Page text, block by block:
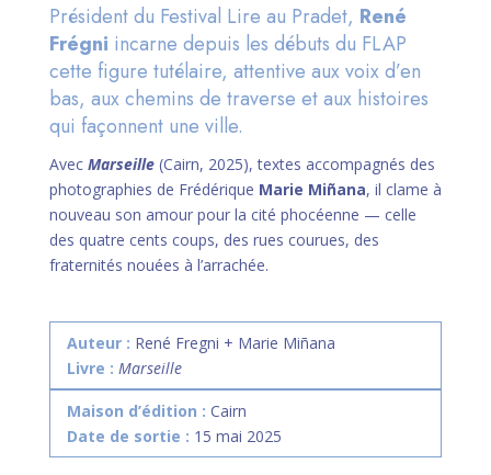
Président du Festival Lire au Pradet, René
Frégni incarne depuis les débuts du FLAP
cette figure tutélaire, attentive aux voix d’en
bas, aux chemins de traverse et aux histoires
qui façonnent une ville.
Avec Marseille(Cairn, 2025), textes accompagnés des
photographies de Frédérique Marie Miñana, il clame à
nouveau son amour pour la cité phocéenne — celle
des quatre cents coups, des rues courues, des
fraternités nouées à l’arrachée.
Auteur : René Fregni + Marie Miñana
Livre : Marseille
Maison d’édition : Cairn
Date de sortie : 15 mai 2025